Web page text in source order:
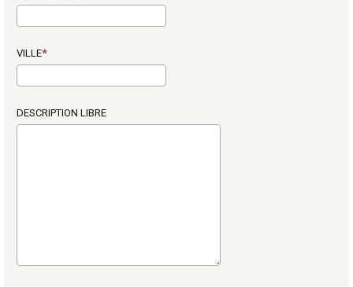
VILLE
DESCRIPTION LIBRE